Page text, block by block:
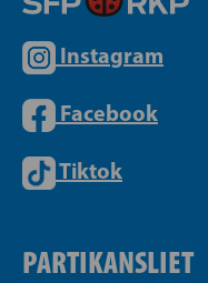
Instagram
Facebook
Tiktok
PARTIKANSLIET